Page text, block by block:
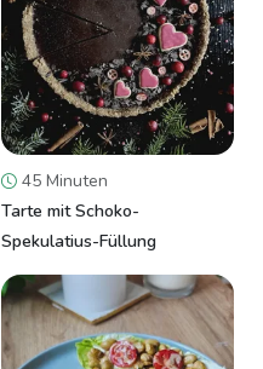
45 Minuten
Tarte mit Schoko-
Spekulatius-Füllung